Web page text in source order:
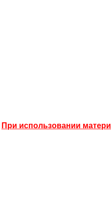
При использовании